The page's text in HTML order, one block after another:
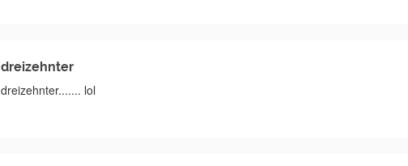
dreizehnter
dreizehnter....... lol